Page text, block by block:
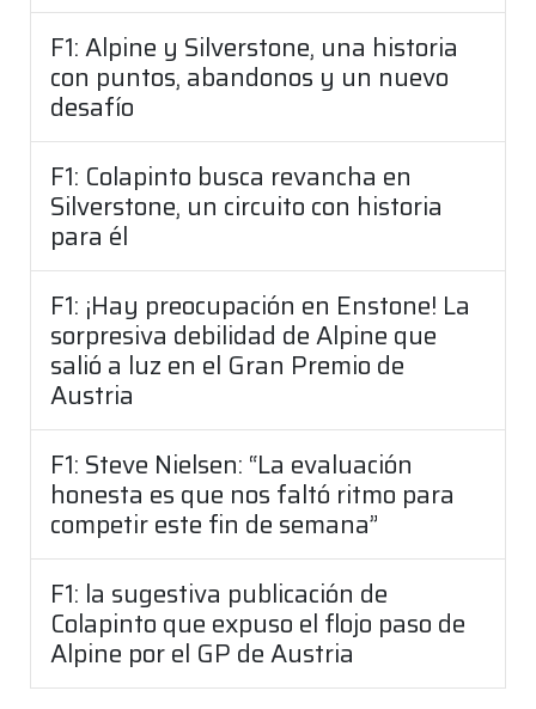
F1: Alpine y Silverstone, una historia
con puntos, abandonos y un nuevo
desafío
F1: Colapinto busca revancha en
Silverstone, un circuito con historia
para él
F1: ¡Hay preocupación en Enstone! La
sorpresiva debilidad de Alpine que
salió a luz en el Gran Premio de
Austria
F1: Steve Nielsen: “La evaluación
honesta es que nos faltó ritmo para
competir este fin de semana”
F1: la sugestiva publicación de
Colapinto que expuso el flojo paso de
Alpine por el GP de Austria